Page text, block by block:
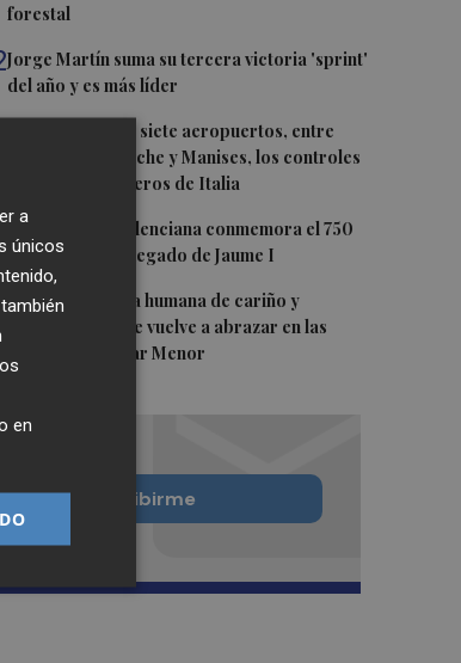
forestal
Jorge Martín suma su tercera victoria 'sprint'
del año y es más líder
España amplía a siete aeropuertos, entre
ellos Alicante-Elche y Manises, los controles
aleatorios a viajeros de Italia
La Biblioteca Valenciana conmemora el 750
aniversario del legado de Jaume I
Una gran cadena humana de cariño y
reivindicación se vuelve a abrazar en las
playas por el Mar Menor
Quiero suscribirme
a
únicos
también
en